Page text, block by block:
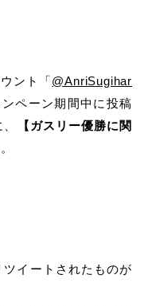
ント「@AnriSugihar
ペーン期間中に投稿
【ガスリー優勝に関
。
イートされたものが